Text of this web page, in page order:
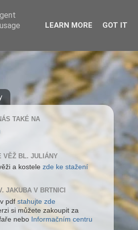
TAKÉ NA
VĚŽ BL. JULIÁNY
a kostele zde ke stažení
JAKUBA V BRTNICI
pdf stahujte zde
si můžete zakoupit za
nebo Informačním centru
LEARN MORE GOT IT